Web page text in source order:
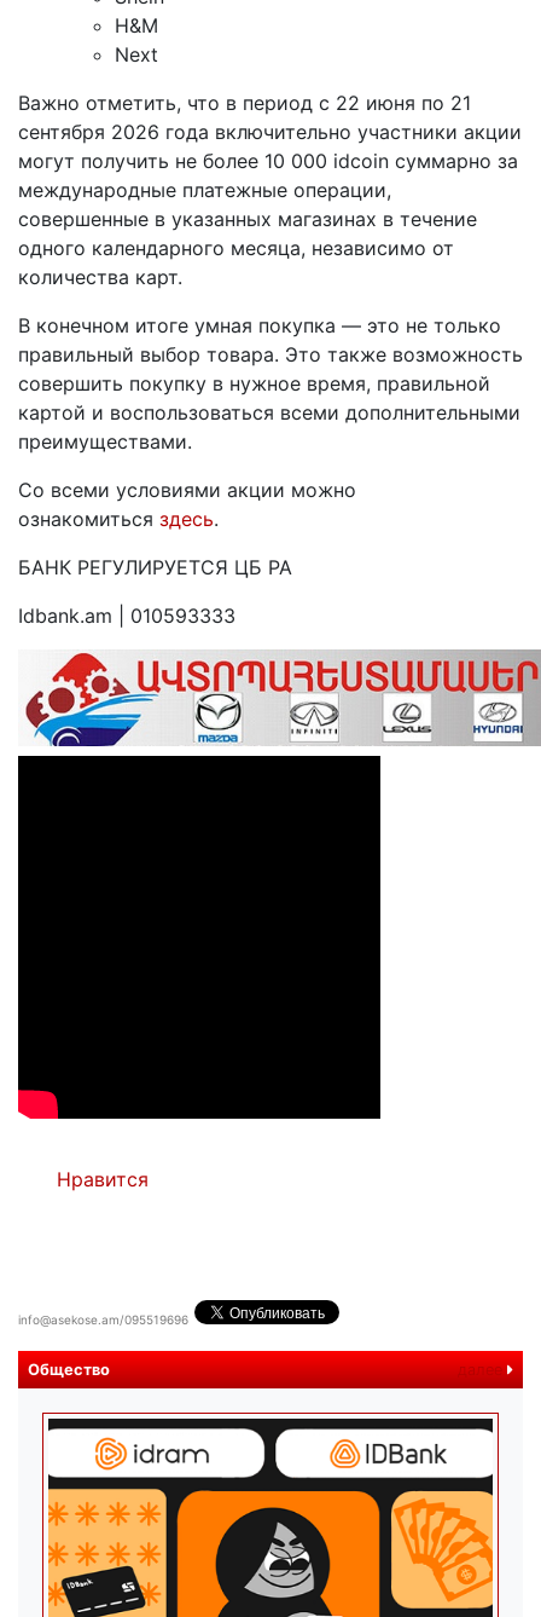
H&M
Next
Важно отметить, что в период с 22 июня по 21
сентября 2026 года включительно участники акции
могут получить не более 10 000 idcoin суммарно за
международные платежные операции,
совершенные в указанных магазинах в течение
одного календарного месяца, независимо от
количества карт.
В конечном итоге умная покупка — это не только
правильный выбор товара. Это также возможность
совершить покупку в нужное время, правильной
картой и воспользоваться всеми дополнительными
преимуществами.
Со всеми условиями акции можно
ознакомиться здесь.
БАНК РЕГУЛИРУЕТСЯ ЦБ РА
Idbank.am | 010593333
Нравится
info@asekose.am/095519696
Общество далее